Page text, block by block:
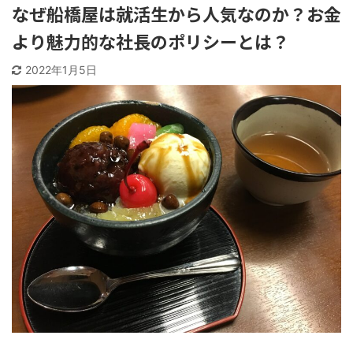
なぜ船橋屋は就活生から人気なのか？お金
より魅力的な社長のポリシーとは？
2022年1月5日